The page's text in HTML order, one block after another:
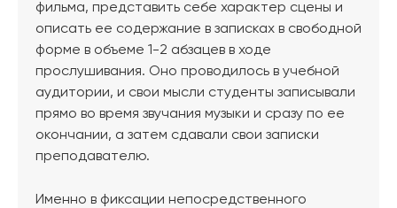
фильма, представить себе характер сцены и
описать ее содержание в записках в свободной
форме в объеме 1-2 абзацев в ходе
прослушивания. Оно проводилось в учебной
аудитории, и свои мысли студенты записывали
прямо во время звучания музыки и сразу по ее
окончании, а затем сдавали свои записки
преподавателю.
Именно в фиксации непосредственного